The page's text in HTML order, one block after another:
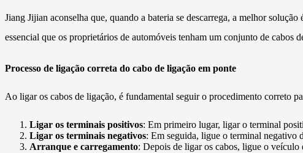
Jiang Jijian aconselha que, quando a bateria se descarrega, a melhor
essencial que os proprietários de automóveis tenham um conjunto de cabos
Processo de ligação correta do cabo de ligação em ponte
Ao ligar os cabos de ligação, é fundamental seguir o procedimento correto
Ligar os terminais positivos: Em primeiro lugar, ligar o terminal
Ligar os terminais negativos: Em seguida, ligue o terminal negativo
Arranque e carregamento: Depois de ligar os cabos, ligue o